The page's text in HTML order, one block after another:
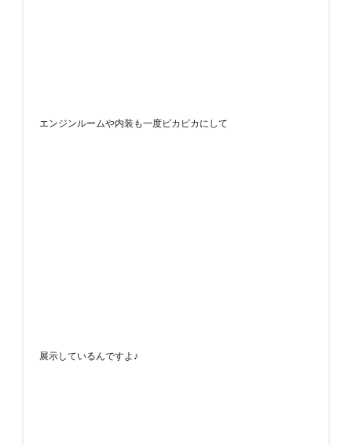
エンジンルームや内装も一度ピカピカにして
展示しているんですよ♪